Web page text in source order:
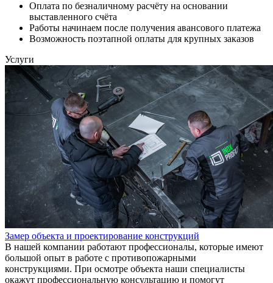
Оплата по безналичному расчёту на основании
выставленного счёта
Работы начинаем после получения авансового платежа
Возможность поэтапной оплаты для крупных заказов
Услуги
Замер объекта и проектирование конструкций
В нашей компании работают профессионалы, которые имеют
большой опыт в работе с противопожарными
конструкциями. При осмотре объекта наши специалисты
окажут профессиональную консультацию и помогут